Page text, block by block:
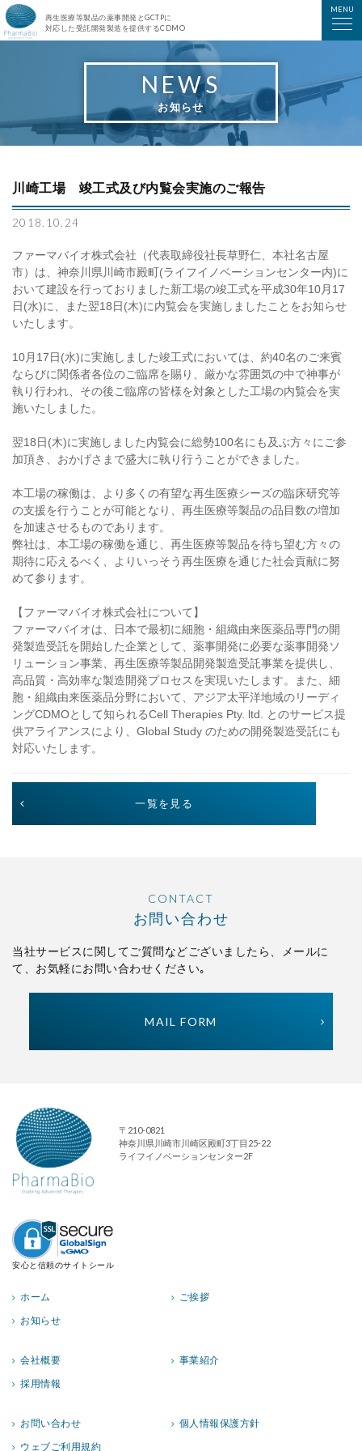
MENU
ファーマバイオ株式会社
再生医療等製品の薬事開発とGCTPに
対応した受託開発製造を提供するCDMO
NEWS
お知らせ
川崎工場 竣工式及び内覧会実施のご報告
2018.10.24
ファーマバイオ株式会社（代表取締役社長草野仁、本社名古屋
市）は、神奈川県川崎市殿町(ライフイノベーションセンター内)に
おいて建設を行っておりました新工場の竣工式を平成30年10月17
日(水)に、また翌18日(木)に内覧会を実施しましたことをお知らせ
いたします。
10月17日(水)に実施しました竣工式においては、約40名のご来賓
ならびに関係者各位のご臨席を賜り、厳かな雰囲気の中で神事が
執り行われ、その後ご臨席の皆様を対象とした工場の内覧会を実
施いたしました。
翌18日(木)に実施しました内覧会に総勢100名にも及ぶ方々にご参
加頂き、おかげさまで盛大に執り行うことができました。
本工場の稼働は、より多くの有望な再生医療シーズの臨床研究等
の支援を行うことが可能となり、再生医療等製品の品目数の増加
を加速させるものであります。
弊社は、本工場の稼働を通じ、再生医療等製品を待ち望む方々の
期待に応えるべく、よりいっそう再生医療を通じた社会貢献に努
めて参ります。
【ファーマバイオ株式会社について】
ファーマバイオは、日本で最初に細胞・組織由来医薬品専門の開
発製造受託を開始した企業として、薬事開発に必要な薬事開発ソ
リューション事業、再生医療等製品開発製造受託事業を提供し、
高品質・高効率な製造開発プロセスを実現いたします。また、細
胞・組織由来医薬品分野において、アジア太平洋地域のリーディ
ングCDMOとして知られるCell Therapies Pty. ltd. とのサービス提
供アライアンスにより、Global Study のための開発製造受託にも
対応いたします。
一覧を見る
CONTACT
お問い合わせ
当社サービスに関してご質問などございましたら、
メールに
て、お気軽にお問い合わせください｡
MAIL FORM
〒210-0821
神奈川県川崎市川崎区殿町3丁目25-22
ライフイノベーションセンター2F
安心と信頼のサイトシール
ホーム
ご挨拶
お知らせ
会社概要
事業紹介
採用情報
お問い合わせ
個人情報保護方針
ウェブご利用規約